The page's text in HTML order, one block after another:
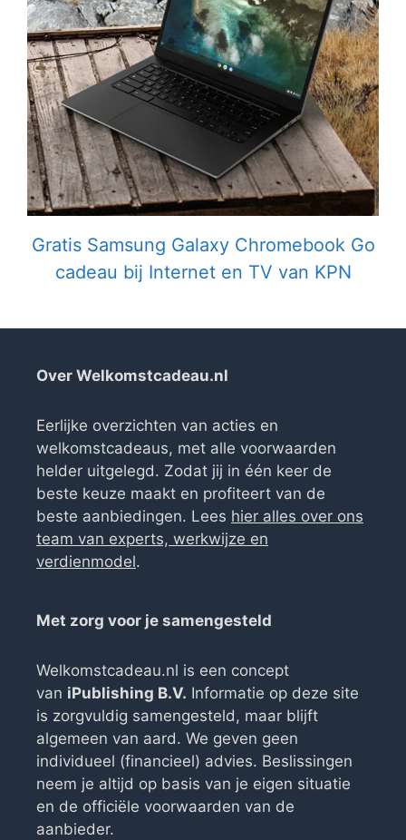
Gratis Samsung Galaxy Chromebook Go
cadeau bij Internet en TV van KPN
Over Welkomstcadeau.nl
Eerlijke overzichten van acties en
welkomstcadeaus, met alle voorwaarden
helder uitgelegd. Zodat jij in één keer de
beste keuze maakt en profiteert van de
beste aanbiedingen. Lees hier alles over ons
team van experts, werkwijze en
verdienmodel.
Met zorg voor je samengesteld
Welkomstcadeau.nl is een concept
van iPublishing B.V. Informatie op deze site
is zorgvuldig samengesteld, maar blijft
algemeen van aard. We geven geen
individueel (financieel) advies. Beslissingen
neem je altijd op basis van je eigen situatie
en de officiële voorwaarden van de
aanbieder.